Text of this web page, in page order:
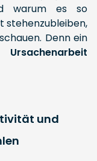
warum es so
stehenzubleiben,
Denn ein
Ursachenarbeit
und